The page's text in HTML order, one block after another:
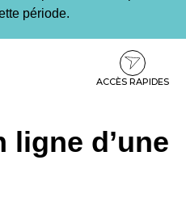
période.
ACCÈS RAPIDES
ligne d’une